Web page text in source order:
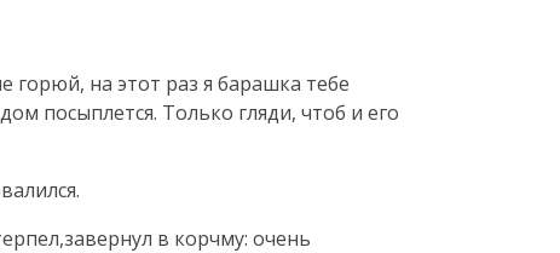
горюй, на этот раз я барашка тебе
посыплется. Только гляди, чтоб и его
в корчму: очень